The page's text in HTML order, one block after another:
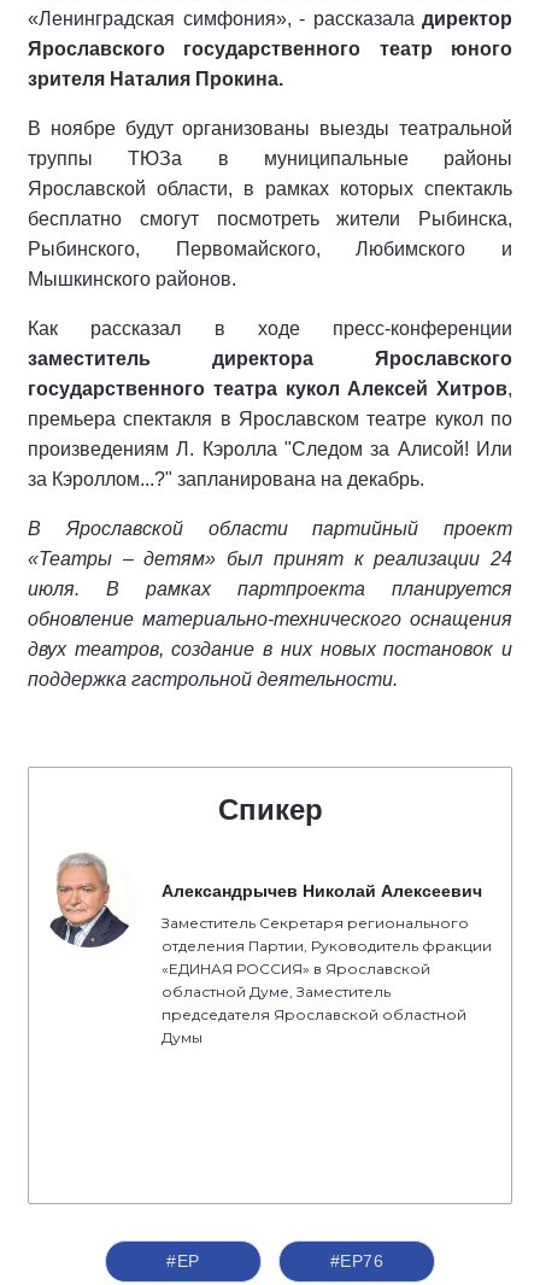
«Ленинградская симфония», - рассказала директор
Ярославского государственного театр юного
зрителя Наталия Прокина.
В ноябре будут организованы выезды театральной
труппы ТЮЗа в муниципальные районы
Ярославской области, в рамках которых спектакль
бесплатно смогут посмотреть жители Рыбинска,
Рыбинского, Первомайского, Любимского и
Мышкинского районов.
Как рассказал в ходе пресс-конференции
заместитель директора Ярославского
государственного театра кукол Алексей Хитров,
премьера спектакля в Ярославском театре кукол по
произведениям Л. Кэролла "Следом за Алисой! Или
за Кэроллом...?" запланирована на декабрь.
В Ярославской области партийный проект
«Театры – детям» был принят к реализации 24
июля. В рамках партпроекта планируется
обновление материально-технического оснащения
двух театров, создание в них новых постановок и
поддержка гастрольной деятельности.
Спикер
Александрычев Николай Алексеевич
Заместитель Секретаря регионального
отделения Партии, Руководитель фракции
«ЕДИНАЯ РОССИЯ» в Ярославской
областной Думе, Заместитель
председателя Ярославской областной
Думы
#ЕР #ЕР76